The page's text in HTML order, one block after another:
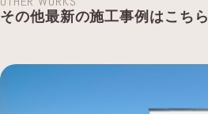
その他最新の施工事例はこちら